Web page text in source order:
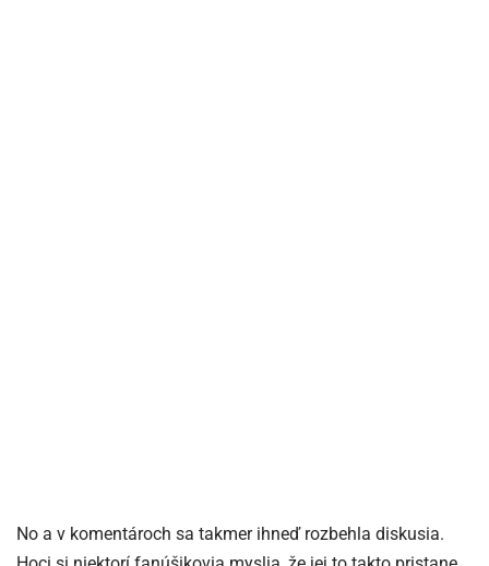
No a v komentároch sa takmer ihneď rozbehla diskusia.